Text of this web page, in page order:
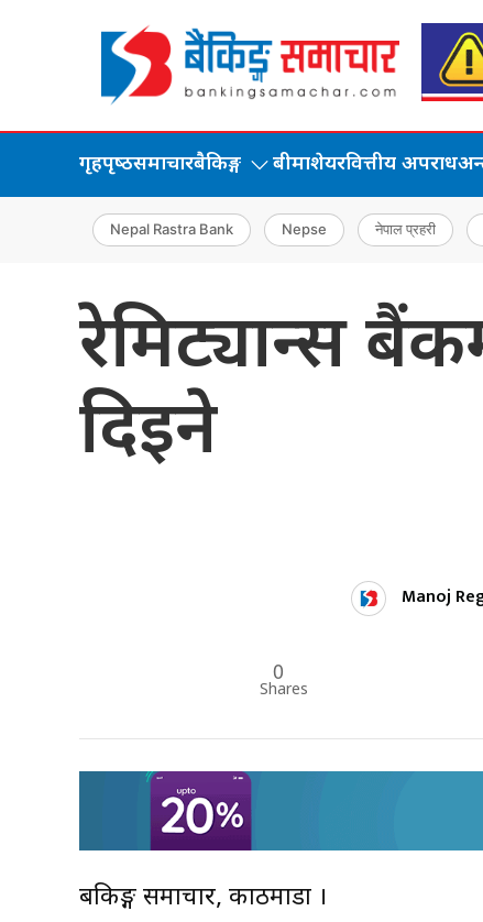
गृहपृष्‍ठसमाचारबैकिङ्ग बीमाशेयरवित्तीय अपराध
Nepal Rastra Bank Nepse नेपाल प्रहरी
रेमिट्यान्स
दिइने
Manoj
0
Shares
बैंकिङ्ग समाचार, काठमाडौं ।